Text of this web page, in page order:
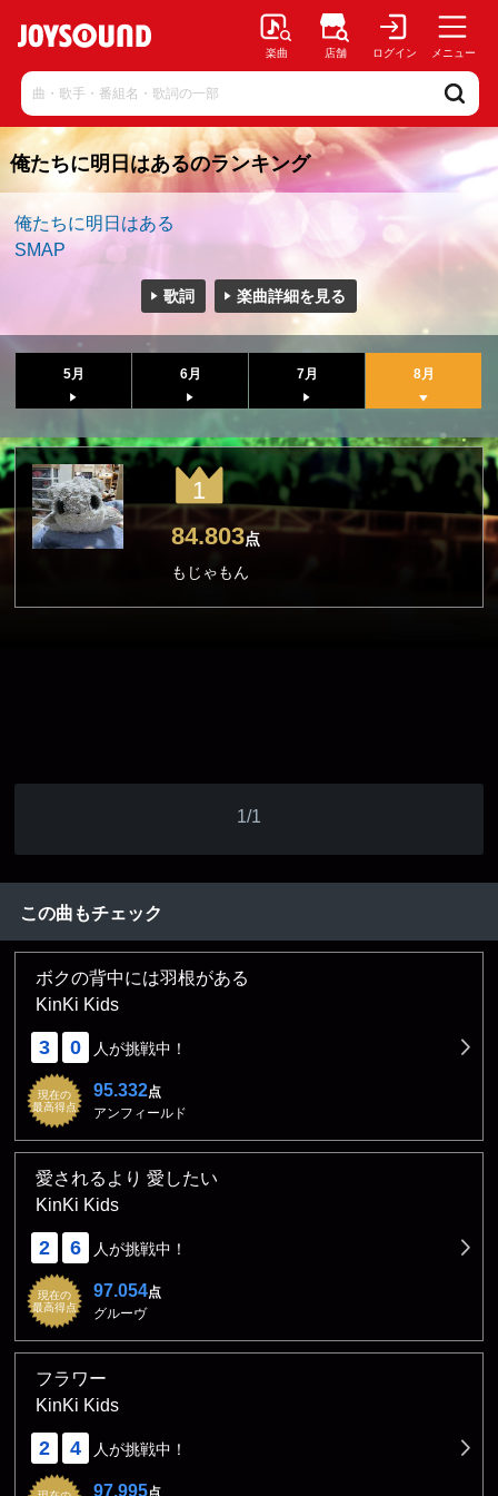
楽曲 店舗 ログイン メニュー
俺たちに明日はあるのランキング
俺たちに明日はある
SMAP
歌詞 楽曲詳細を見る
5月 6月 7月 8月
1
84.803点
もじゃもん
1/1
この曲もチェック
ボクの背中には羽根がある
KinKi Kids
3 0 人が挑戦中！
現在の
最高得点
95.332点
アンフィールド
愛されるより 愛したい
KinKi Kids
2 6 人が挑戦中！
現在の
最高得点
97.054点
グルーヴ
フラワー
KinKi Kids
2 4 人が挑戦中！
97.995点